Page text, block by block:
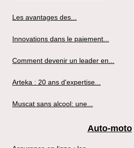
Les avantages des...
Innovations dans le paiement...
Comment devenir un leader en...
Arteka : 20 ans d'expertise...
Muscat sans alcool: une...
Auto-moto